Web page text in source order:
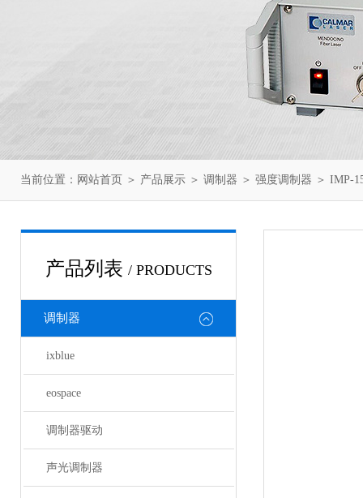
当前位置： 网站首页 ＞ 产品展示 ＞ 调制器 ＞ 强度调制器 ＞ IMP-
产品列表 / PRODUCTS
调制器
ixblue
eospace
调制器驱动
声光调制器